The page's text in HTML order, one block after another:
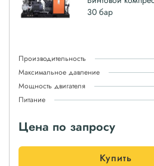
30 бар
Производительность
Максимальное давление
Мощность двигателя
Питание
Цена по запросу
Купить